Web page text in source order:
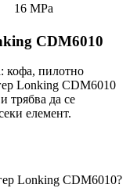
16 MPa
CDM6010
кофа, пилотно
Lonking CDM6010
трябва да се
елемент.
Lonking CDM6010?